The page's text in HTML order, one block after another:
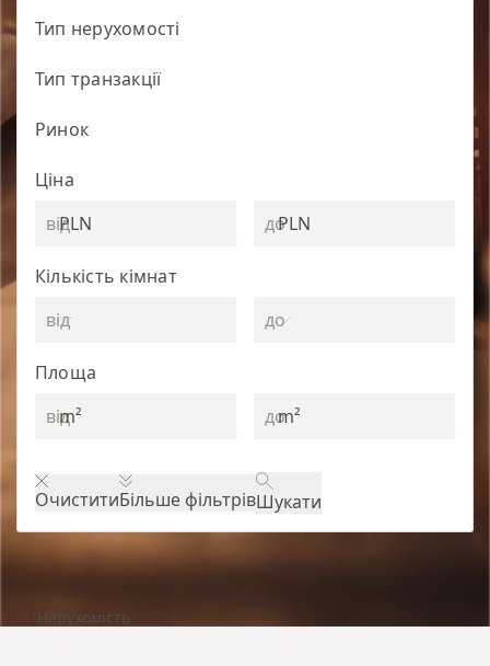
Тип нерухомості
Тип транзакції
Ринок
Ціна
PLN
PLN
Кількість кімнат
Площа
m²
m²
ОчиститиБільше фільтрівШукати
Нерухомість